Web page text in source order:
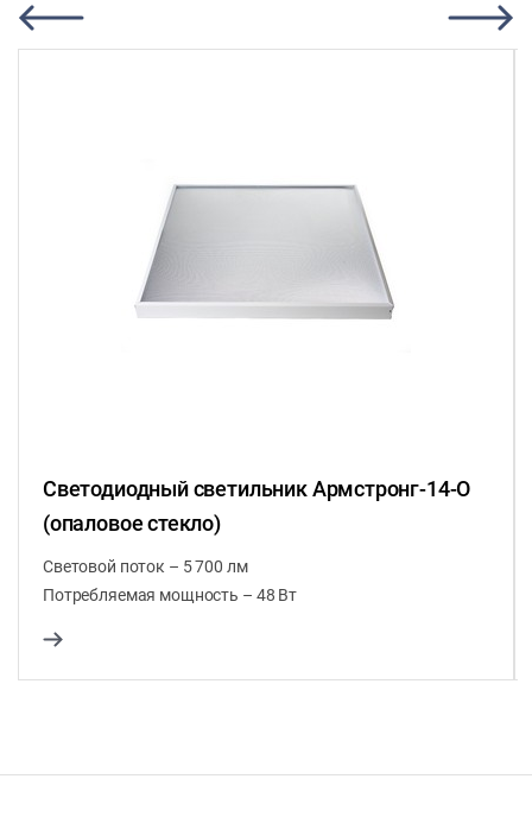
Светодиодный светильник Армстронг-14-О
(опаловое стекло)
Световой поток – 5 700 лм
Потребляемая мощность – 48 Вт